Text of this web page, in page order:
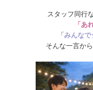
スタッフ同行
「あ
「みんな
そんな一言か